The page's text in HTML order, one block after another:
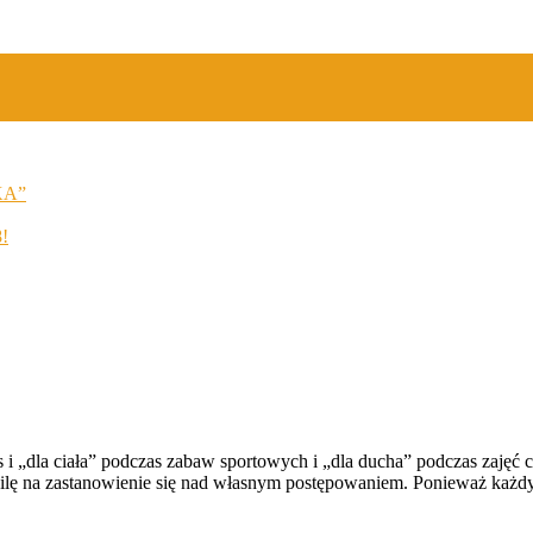
ciała” podczas zabaw sportowych i „dla ducha” podczas
na zastanowienie się nad własnym postępowaniem. Ponieważ